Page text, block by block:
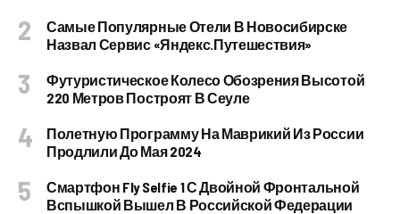
Самые Популярные Отели В Новосибирске
Назвал Сервис «Яндекс.Путешествия»
Футуристическое Колесо Обозрения Высотой
220 Метров Построят В Сеуле
Полетную Программу На Маврикий Из России
Продлили До Мая 2024
Смартфон Fly Selfie 1 С Двойной Фронтальной
Вспышкой Вышел В Российской Федерации